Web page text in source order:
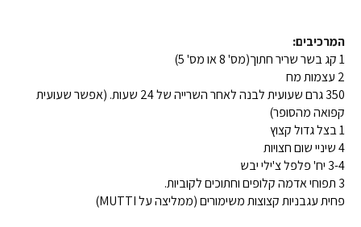
המרכיבים:
1 קג בשר שריר חתוך(מס' 8 או מס' 5)
2 עצמות מח
350 גרם שעועית לבנה לאחר השרייה של 24 שעות. (אפשר שעועית
קפואה מהסופר)
1 בצל גדול קצוץ
4 שיניי שום חצויות
3-4 יח' פלפל צ'ילי יבש
3 תפוחי אדמה קלופים וחתוכים לקוביות.
פחית עגבניות קצוצות משימורים (ממליצה על MUTTI)